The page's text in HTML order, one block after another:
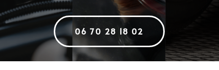
06 70 28 18 02